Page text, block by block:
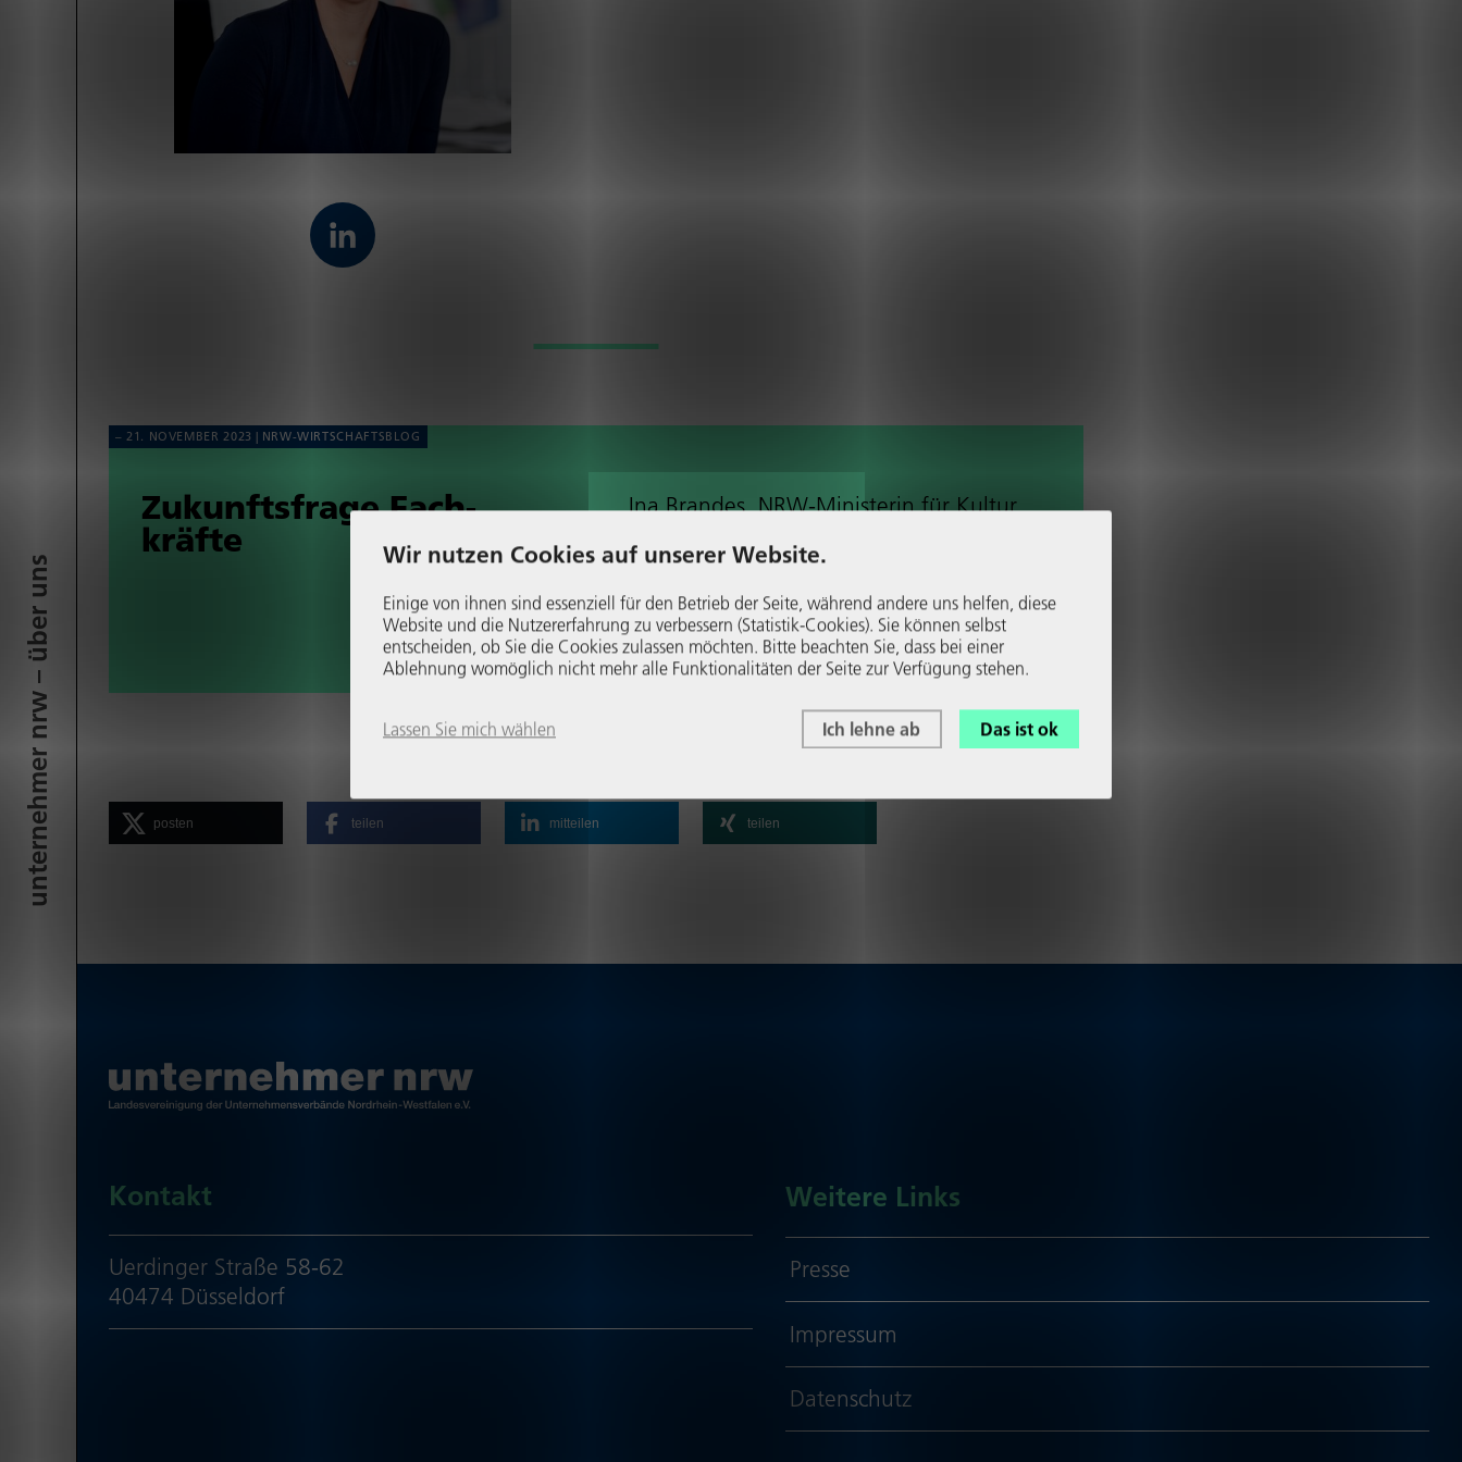
unter­neh­mer nrw – über uns
21. NOVEMBER 2023 NRW-WIRT­SCHAFTS­BLOG
Zukunfts­frage Fach­
kräfte
Ina Brandes, NRW-Minis­te­rin für Kultur
NRW: Mehr Duales Studium, mehr Talent­
för­de­rung, mehr Beratung!
Wei­ter­le­sen
teilen mitteilen teilen
Kontakt
Uerdinger Straße 58-62
40474 Düsseldorf
Weitere Links
Presse
Impressum
Daten­schutz
Wir nutzen Cookies auf unserer Website.
Einige von ihnen sind essenziell für den Betrieb der Seite, während andere uns helfen, diese
Website und die Nutzer­er­fah­rung zu verbessern (Statistik-Cookies). Sie können selbst
entscheiden, ob Sie die Cookies zulassen möchten. Bitte beachten Sie, dass bei einer
Ablehnung womöglich nicht mehr alle Funk­tio­na­li­täten der Seite zur Verfügung stehen.
Lassen Sie mich wählen Ich lehne ab Das ist ok